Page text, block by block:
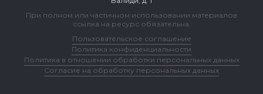
При полном или частичном использовании материалов
ссылка на ресурс обязательна.
Пользовательское соглашение
Политика конфиденциальности
Политика в отношении обработки персональных данных
Согласие на обработку персональных данных